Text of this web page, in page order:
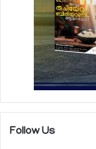
Follow Us